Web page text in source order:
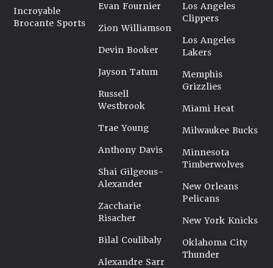
Incroyable
Brocante Sports
Evan Fournier
Zion Williamson
Devin Booker
Jayson Tatum
Russell
Westbrook
Trae Young
Anthony Davis
Shai Gilgeous-
Alexander
Zaccharie
Risacher
Bilal Coulibaly
Alexandre Sarr
Los Angeles
Clippers
Los Angeles
Lakers
Memphis
Grizzlies
Miami Heat
Milwaukee Bucks
Minnesota
Timberwolves
New Orleans
Pelicans
New York Knicks
Oklahoma City
Thunder